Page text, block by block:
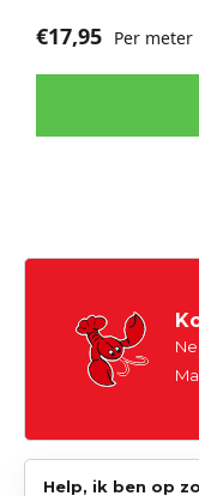
€17,95 Per meter
Help, ik ben op